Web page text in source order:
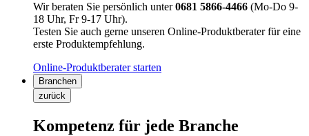
Wir beraten Sie persönlich unter0681 5866-4466 (Mo-Do 9-
18 Uhr, Fr 9-17 Uhr).
Testen Sie auch gerne unseren Online-Produktberater für eine
erste Produktempfehlung.
Online-Produktberater starten
Branchen
zurück
Kompetenz für jede Branche